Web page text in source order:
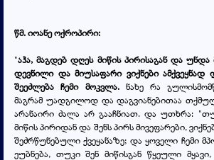
წმ. იოანე ოქროპირი:
"აჰა, მაგდებ დღეს მიწის პირისაგან და უნდა
დევნილი და მიუსაფარი ვიქნები ამქვეყნად
შეეძლება ჩემი მოკვლა. ნახე რა
მაგრამ უადგილოდ და დაგვიანებითაა
არანაირი ძალა არ გააჩნიათ. და უთხრა:
მიწის პირიდან და შენს პირს მივეფარები,
შეძრწუნებული ქვეყანაზე; და ყოველი ჩემი
ეუბნება, თუკი შენ მიწისგან წყეული